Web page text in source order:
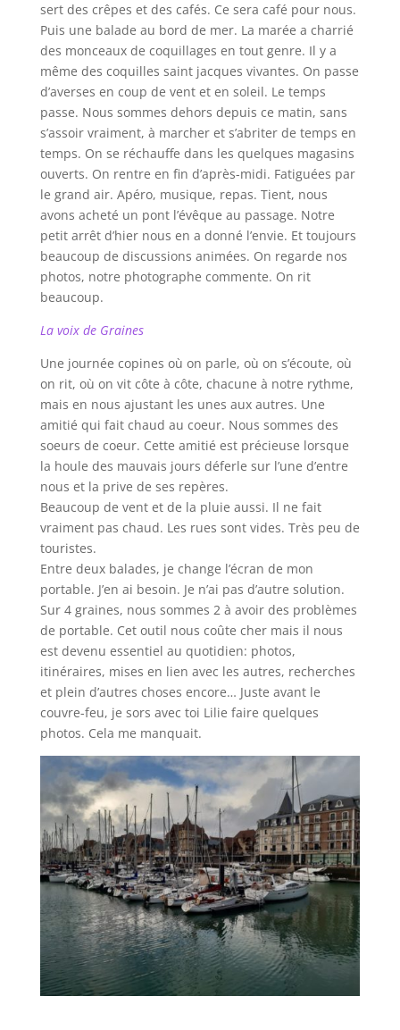
sert des crêpes et des cafés. Ce sera café pour nous.
Puis une balade au bord de mer. La marée a charrié
des monceaux de coquillages en tout genre. Il y a
même des coquilles saint jacques vivantes. On passe
d’averses en coup de vent et en soleil. Le temps
passe. Nous sommes dehors depuis ce matin, sans
s’assoir vraiment, à marcher et s’abriter de temps en
temps. On se réchauffe dans les quelques magasins
ouverts. On rentre en fin d’après-midi. Fatiguées par
le grand air. Apéro, musique, repas. Tient, nous
avons acheté un pont l’évêque au passage. Notre
petit arrêt d’hier nous en a donné l’envie. Et toujours
beaucoup de discussions animées. On regarde nos
photos, notre photographe commente. On rit
beaucoup.
La voix de Graines
Une journée copines où on parle, où on s’écoute, où
on rit, où on vit côte à côte, chacune à notre rythme,
mais en nous ajustant les unes aux autres. Une
amitié qui fait chaud au coeur. Nous sommes des
soeurs de coeur. Cette amitié est précieuse lorsque
la houle des mauvais jours déferle sur l’une d’entre
nous et la prive de ses repères.
Beaucoup de vent et de la pluie aussi. Il ne fait
vraiment pas chaud. Les rues sont vides. Très peu de
touristes.
Entre deux balades, je change l’écran de mon
portable. J’en ai besoin. Je n’ai pas d’autre solution.
Sur 4 graines, nous sommes 2 à avoir des problèmes
de portable. Cet outil nous coûte cher mais il nous
est devenu essentiel au quotidien: photos,
itinéraires, mises en lien avec les autres, recherches
et plein d’autres choses encore… Juste avant le
couvre-feu, je sors avec toi Lilie faire quelques
photos. Cela me manquait.